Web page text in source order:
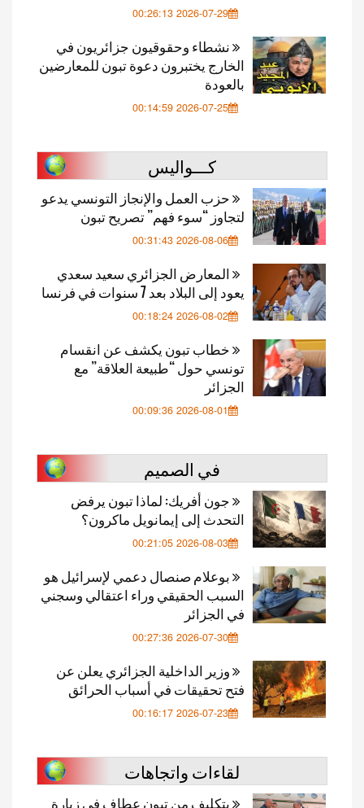
2026-07-29 00:26:13
نشطاء وحقوقيون جزائريون في
الخارج يختبرون دعوة تبون للمعارضين
بالعودة
2026-07-25 00:14:59
كـــواليس
حزب العمل والإنجاز التونسي يدعو
لتجاوز “سوء فهم” تصريح تبون
2026-08-06 00:31:43
المعارض الجزائري سعيد سعدي
يعود إلى البلاد بعد 7 سنوات في فرنسا
2026-08-02 00:18:24
خطاب تبون يكشف عن انقسام
تونسي حول “طبيعة العلاقة” مع
الجزائر
2026-08-01 00:09:36
في الصميم
جون أفريك: لماذا تبون يرفض
التحدث إلى إيمانويل ماكرون؟
2026-08-03 00:21:05
بوعلام صنصال دعمي لإسرائيل هو
السبب الحقيقي وراء اعتقالي وسجني
في الجزائر
2026-07-30 00:27:36
وزير الداخلية الجزائري يعلن عن
فتح تحقيقات في أسباب الحرائق
2026-07-23 00:16:17
لقاءات واتجاهات
بتكليف من تبون عطاف في زيارة